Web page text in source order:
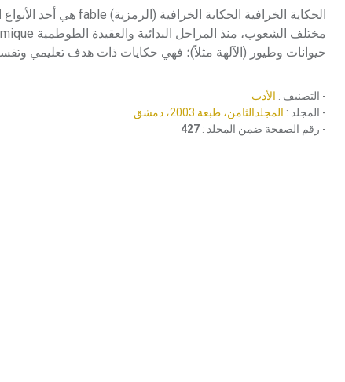
حيوانات وطيور (الآلهة مثلاً)؛ فهي حكايات ذات هدف تعليمي
- التصنيف : الأدب
- المجلد : المجلدالثامن، طبعة 2003، دمشق
- رقم الصفحة ضمن المجلد : 427